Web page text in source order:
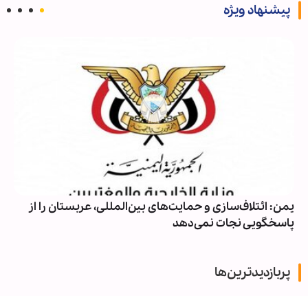
پیشنهاد ویژه
یمن: ائتلاف‌سازی و حمایت‌های بین‌المللی، عربستان را از
پاسخگویی نجات نمی‌دهد
پربازدیدترین‌ها